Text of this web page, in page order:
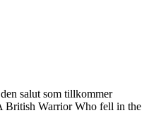
salut som tillkommer
British Warrior Who fell in the